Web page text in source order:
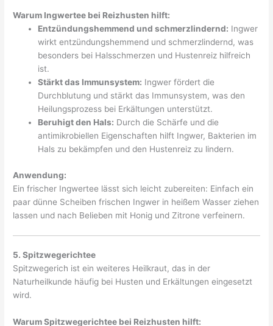
Warum Ingwertee bei Reizhusten hilft:
Entzündungshemmend und schmerzlindernd: Ingwer
wirkt entzündungshemmend und schmerzlindernd, was
besonders bei Halsschmerzen und Hustenreiz hilfreich
ist.
Stärkt das Immunsystem: Ingwer fördert die
Durchblutung und stärkt das Immunsystem, was den
Heilungsprozess bei Erkältungen unterstützt.
Beruhigt den Hals: Durch die Schärfe und die
antimikrobiellen Eigenschaften hilft Ingwer, Bakterien im
Hals zu bekämpfen und den Hustenreiz zu lindern.
Anwendung:
Ein frischer Ingwertee lässt sich leicht zubereiten: Einfach ein
paar dünne Scheiben frischen Ingwer in heißem Wasser ziehen
lassen und nach Belieben mit Honig und Zitrone verfeinern.
5. Spitzwegerichtee
Spitzwegerich ist ein weiteres Heilkraut, das in der
Naturheilkunde häufig bei Husten und Erkältungen eingesetzt
wird.
Warum Spitzwegerichtee bei Reizhusten hilft: